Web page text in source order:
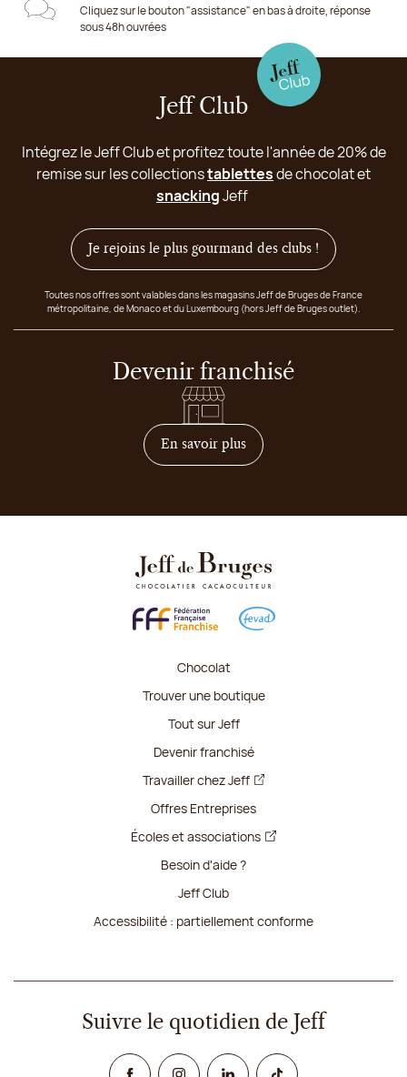
Cliquez sur le bouton "assistance" en bas à droite, réponse
sous 48h ouvrées
Jeff Club
Intégrez le Jeff Club et profitez toute l'année de 20% de
remise sur les collectionstablettesde chocolat et
snackingJeff
Je rejoins le plus gourmand des clubs !
Toutes nos offres sont valables dans les magasins Jeff de Bruges de France
métropolitaine, de Monaco et du Luxembourg (hors Jeff de Bruges outlet).
Devenir franchisé
En savoir plussur comment devenir
Chocolat
Trouver une boutique
Tout sur Jeff
Devenir franchisé
Travailler chez Jeff
Offres Entreprises
Écoles et associations
Besoin d'aide ?
Jeff Club
Accessibilité : partiellement conforme
Suivre le quotidien de Jeff